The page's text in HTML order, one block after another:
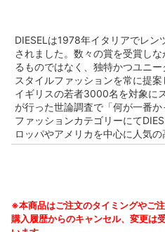
DIESELは1978年イタリアでレン
されました。数々の賞を受賞し
るものではなく、独特かつユニ
スタイルファッションを常に提案
イギリスの若者3000名を対象に
が行った世論調査で「何が一番か
ファッションカテゴリーにて
ロッパやアメリカを中心に人気の
※本商品はご注文のタイミングやご注
購入履歴からのキャンセル、変更は